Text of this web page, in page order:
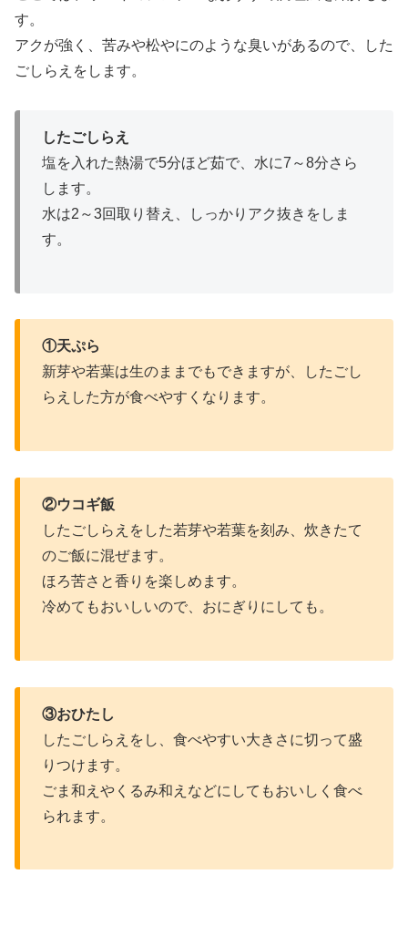
す。
アクが強く、苦みや松やにのような臭いがあるので、した
ごしらえをします。
したごしらえ
塩を入れた熱湯で5分ほど茹で、水に7～8分さら
します。
水は2～3回取り替え、しっかりアク抜きをしま
す。
①天ぷら
新芽や若葉は生のままでもできますが、したごし
らえした方が食べやすくなります。
②ウコギ飯
したごしらえをした若芽や若葉を刻み、炊きたて
のご飯に混ぜます。
ほろ苦さと香りを楽しめます。
冷めてもおいしいので、おにぎりにしても。
③おひたし
したごしらえをし、食べやすい大きさに切って盛
りつけます。
ごま和えやくるみ和えなどにしてもおいしく食べ
られます。